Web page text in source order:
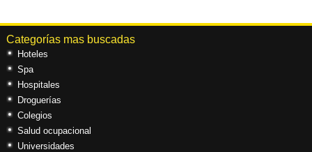
Categorías mas buscadas
Hoteles
Spa
Hospitales
Droguerías
Colegios
Salud ocupacional
Universidades